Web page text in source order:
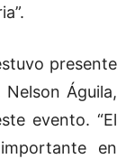
presente
Águila,
evento. “El
en